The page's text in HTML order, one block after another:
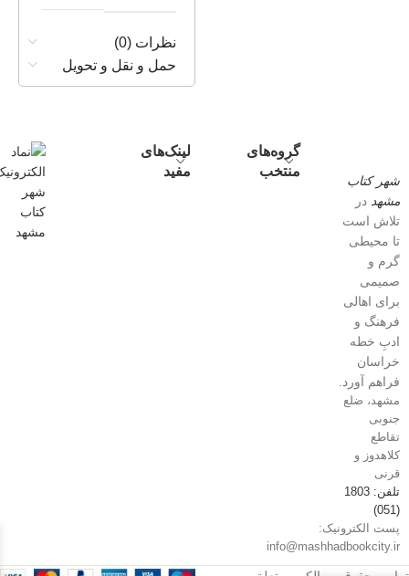
نظرات (0)
حمل و نقل و تحویل
شهر کتاب
مشهد در
تلاش است
تا محیطی
گرم و
صمیمی
برای اهالی
فرهنگ و
ادبِ خطه
خراسان
فراهم آورد.
مشهد، ضلع
جنوبی
تقاطع
کلاهدوز و
قرنی
تلفن: 1803
(051)
پست الکترونیک:
info@mashhadbookcity.ir
گروه‌های
منتخب
لینک‌های
مفید